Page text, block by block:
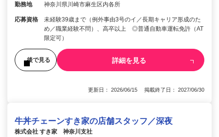
勤務地 神奈川県川崎市麻生区内各所
応募資格
未経験39歳まで（例外事由3号のイ／長期キャリア形成のた
め／職業経験不問）、高卒以上 ◎普通自動車運転免許（AT
限定可）
後で見る 詳細を見る
更新日： 2026/06/15 掲載終了日： 2027/06/30
牛丼チェーンすき家の店舗スタッフ／深夜
株式会社 すき家 神奈川支社